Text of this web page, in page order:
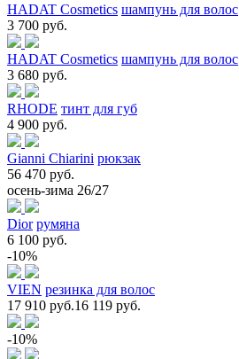
HADAT Cosmetics шампунь для волос
3 700 руб.
HADAT Cosmetics шампунь для волос
3 680 руб.
RHODE тинт для губ
4 900 руб.
Gianni Chiarini рюкзак
56 470 руб.
осень-зима 26/27
Dior румяна
6 100 руб.
-10%
VIEN резинка для волос
17 910 руб.16 119 руб.
-10%